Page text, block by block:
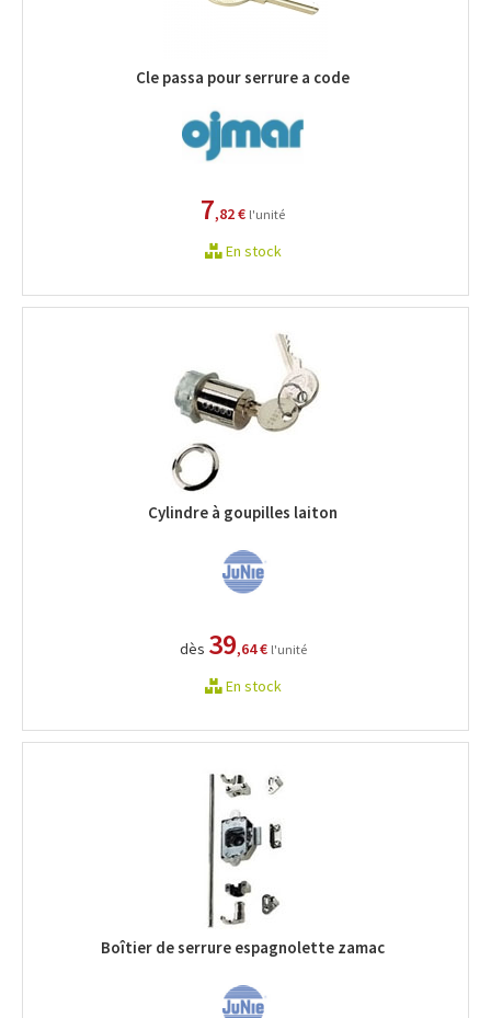
Cle passa pour serrure a code
7,82 € l'unité
En stock
Cylindre à goupilles laiton
dès 39,64 € l'unité
En stock
Boîtier de serrure espagnolette zamac